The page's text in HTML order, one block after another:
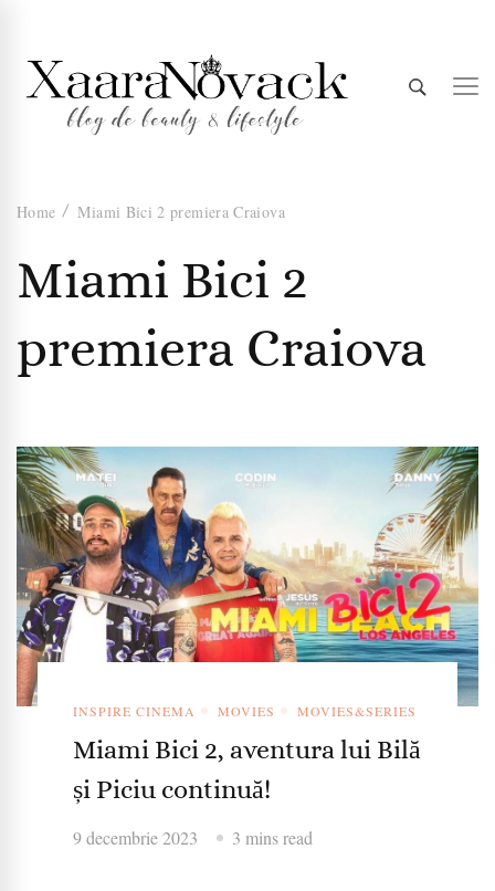
Xaara
Novack
Home Miami Bici 2 premiera Craiova
Miami Bici 2
premiera Craiova
INSPIRE CINEMA MOVIES MOVIES&SERIES
Miami Bici 2, aventura lui Bilă
și Piciu continuă!
9 decembrie 2023 3 mins read